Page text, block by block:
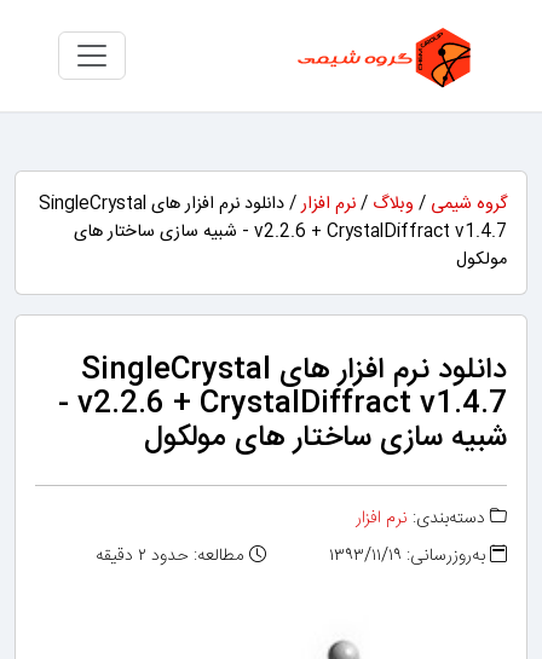
گروه شیمی / وبلاگ /نرم افزار
/ دانلود نرم افزار های SingleCrystal
v2.2.6 + CrystalDiffract v1.4.7 - شبیه سازی ساختار های
مولکول
دانلود نرم افزار های SingleCrystal
v2.2.6 + CrystalDiffract v1.4.7 -
شبیه سازی ساختار های مولکول
دسته‌بندی: نرم افزار
به‌روزرسانی: ۱۳۹۳/۱۱/۱۹
مطالعه: حدود ۲ دقیقه